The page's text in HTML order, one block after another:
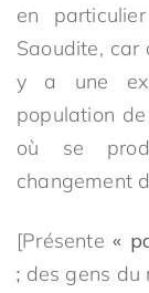
en
Saoudite, car
y a une
population
où se
changement
[Présente«
; des gens du